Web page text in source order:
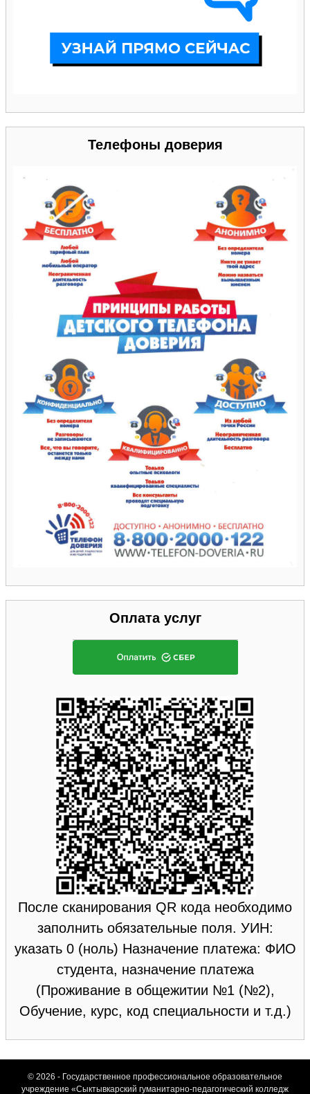
Телефоны доверия
Оплата услуг
После сканирования QR кода необходимо
заполнить обязательные поля. УИН:
указать 0 (ноль) Назначение платежа: ФИО
студента, назначение платежа
(Проживание в общежитии №1 (№2),
Обучение, курс, код специальности и т.д.)
© 2026 - Государственное профессиональное образовательное
учреждение «Сыктывкарский гуманитарно-педагогический колледж